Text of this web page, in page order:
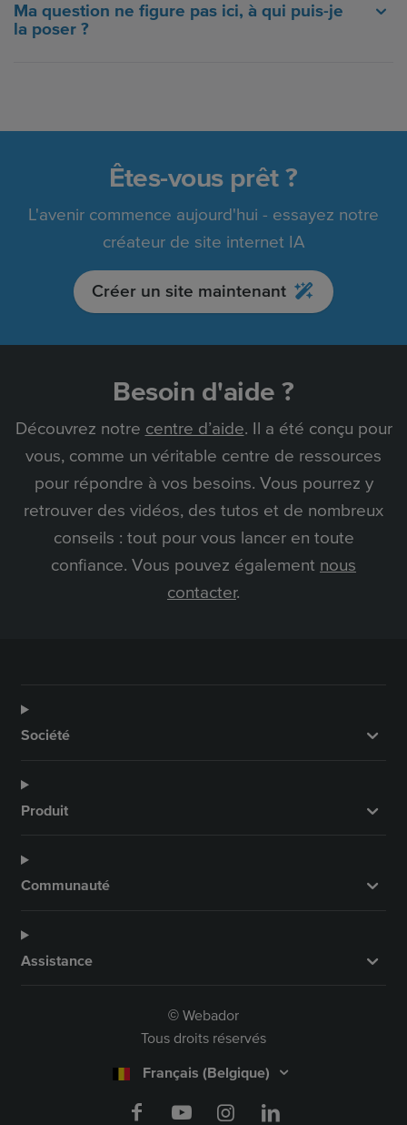
Ma question ne figure pas ici, à qui puis-je
la poser ?
Êtes-vous prêt ?
L'avenir commence aujourd'hui - essayez notre
créateur de site internet IA
Créer un site maintenant
Besoin d'aide ?
Découvrez notre centre d’aide. Il a été conçu pour
vous, comme un véritable centre de ressources
pour répondre à vos besoins. Vous pourrez y
retrouver des vidéos, des tutos et de nombreux
conseils : tout pour vous lancer en toute
confiance. Vous pouvez également nous
contacter.
Société
Produit
Communauté
Assistance
© Webador
Tous droits réservés
Français (Belgique)